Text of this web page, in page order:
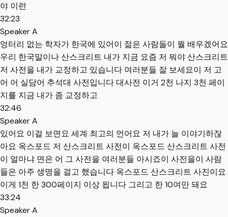
야 이런
32:23
Speaker A
엉터리 없는 학자가 한국에 있어이 젊은 사람들이 뭘 배우겠어요
우리 한국말이나 산스크리트 내가 지금 요즘 저 뭐야 산스크리트
저 사전을 내가 교정하고 있습니다 여러분들 잘 보세요이 저 고
어 어 실담어 추석대 사전입니다 대사전 이거 2천 나지 3천 페이
지를 지금 내가 좀 교정하고
32:46
Speaker A
있어요 이걸 보면요 세계 최고의 언어요 저 내가 늘 이야기하잖
아요 옥스포드 저 산스크리트 사전이 옥스포드 산스크리트 사전
이 얼마냐 면은 어 그 사전을 여러분들 아시죠이 사전을이 사람
들은 아주 생명을 걸고 했습니다 옥스포드 산스크리트 사진이요
이게 1천 한 300페이지 이상 됩니다 그리고 한 10여만 돼요
33:24
Speaker A